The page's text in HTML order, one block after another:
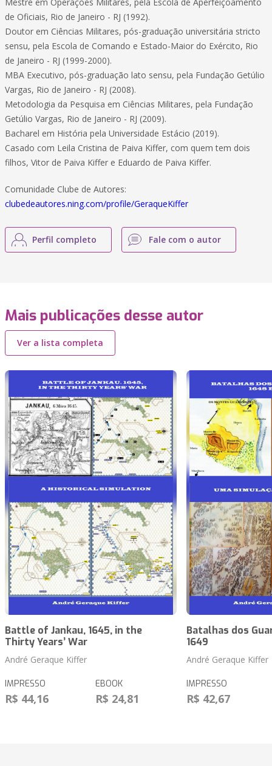
de Oficiais, Rio de Janeiro - RJ (1992).
Doutor em Ciências Militares, pós-graduação universitária stricto
sensu, pela Escola de Comando e Estado-Maior do Exército, Rio
de Janeiro - RJ (1999-2000).
MBA Executivo, pós-graduação lato sensu, pela Fundação Getúlio
Vargas, Rio de Janeiro - RJ (2008).
Metodologia da Pesquisa em Ciências Militares, pela Fundação
Getúlio Vargas, Rio de Janeiro - RJ (2009).
Bacharel em História pela Universidade Estácio (2019).
Casado com Leila Cristina de Paiva Kiffer, com quem tem dois
filhos, Vitor de Paiva Kiffer e Eduardo de Paiva Kiffer.
Comunidade Clube de Autores:
clubedeautores.ning.com/profile/GeraqueKiffer
Perfil completo Fale com o autor
Mais publicações desse autor
Ver a lista completa
Battle of Jankau, 1645, in the
Thirty Years’ War
André Geraque Kiffer
IMPRESSO
R$ 44,16
EBOOK
R$ 24,81
Batalhas dos
1649
André Geraque Kiffer
IMPRESSO
R$ 42,67